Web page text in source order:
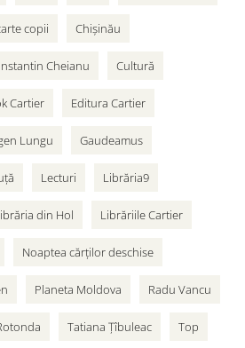
copii Chișinău
Cheianu Cultură
Cartier Editura Cartier
Lungu Gaudeamus
Lecturi Librăria9
din Hol Librăriile Cartier
Noaptea cărților deschise
Planeta Moldova Radu Vancu
Tatiana Țîbuleac Top